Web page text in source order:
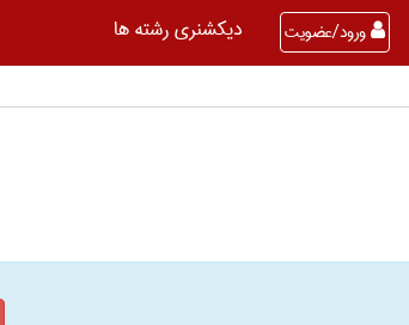
ورود/عضویت دیکشنری رشته ها